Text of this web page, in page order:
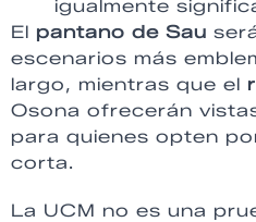
igualmente
El pantano de Sau
escenarios más
largo, mientras que el
Osona ofrecerán
para quienes opten
corta.
La UCM no es una